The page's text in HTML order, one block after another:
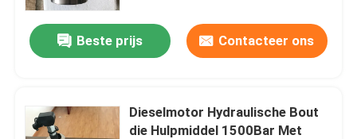
Beste prijs Contacteer ons
Dieselmotor Hydraulische Bout
die Hulpmiddel 1500Bar Met